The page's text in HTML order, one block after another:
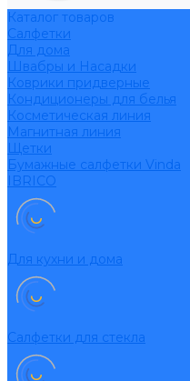
Каталог товаров
Салфетки
Для дома
Швабры и Насадки
Коврики придверные
Кондиционеры для белья
Косметическая линия
Магнитная линия
Щетки
Бумажные салфетки Vinda
IBRICO
Для кухни и дома
Салфетки для стекла